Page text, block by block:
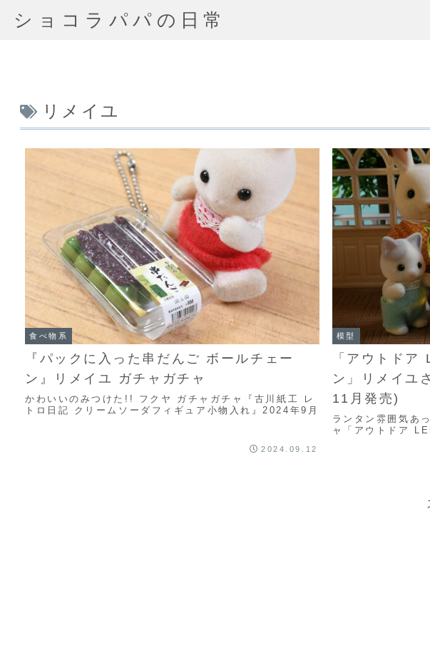
ショコラパパの日常
リメイユ
食べ物系
『パックに入った串だんご ボールチェー
ン』リメイユ ガチャガチャ
かわいいのみつけた!! フクヤ ガチャガチャ『古川紙工 レ
トロ日記 クリームソーダフィギュア小物入れ』2024年9月
2024.09.12
模型
「アウトドア
ン」リメイユ
11月発売)
ランタン雰囲気あ
ャ「アウトドア